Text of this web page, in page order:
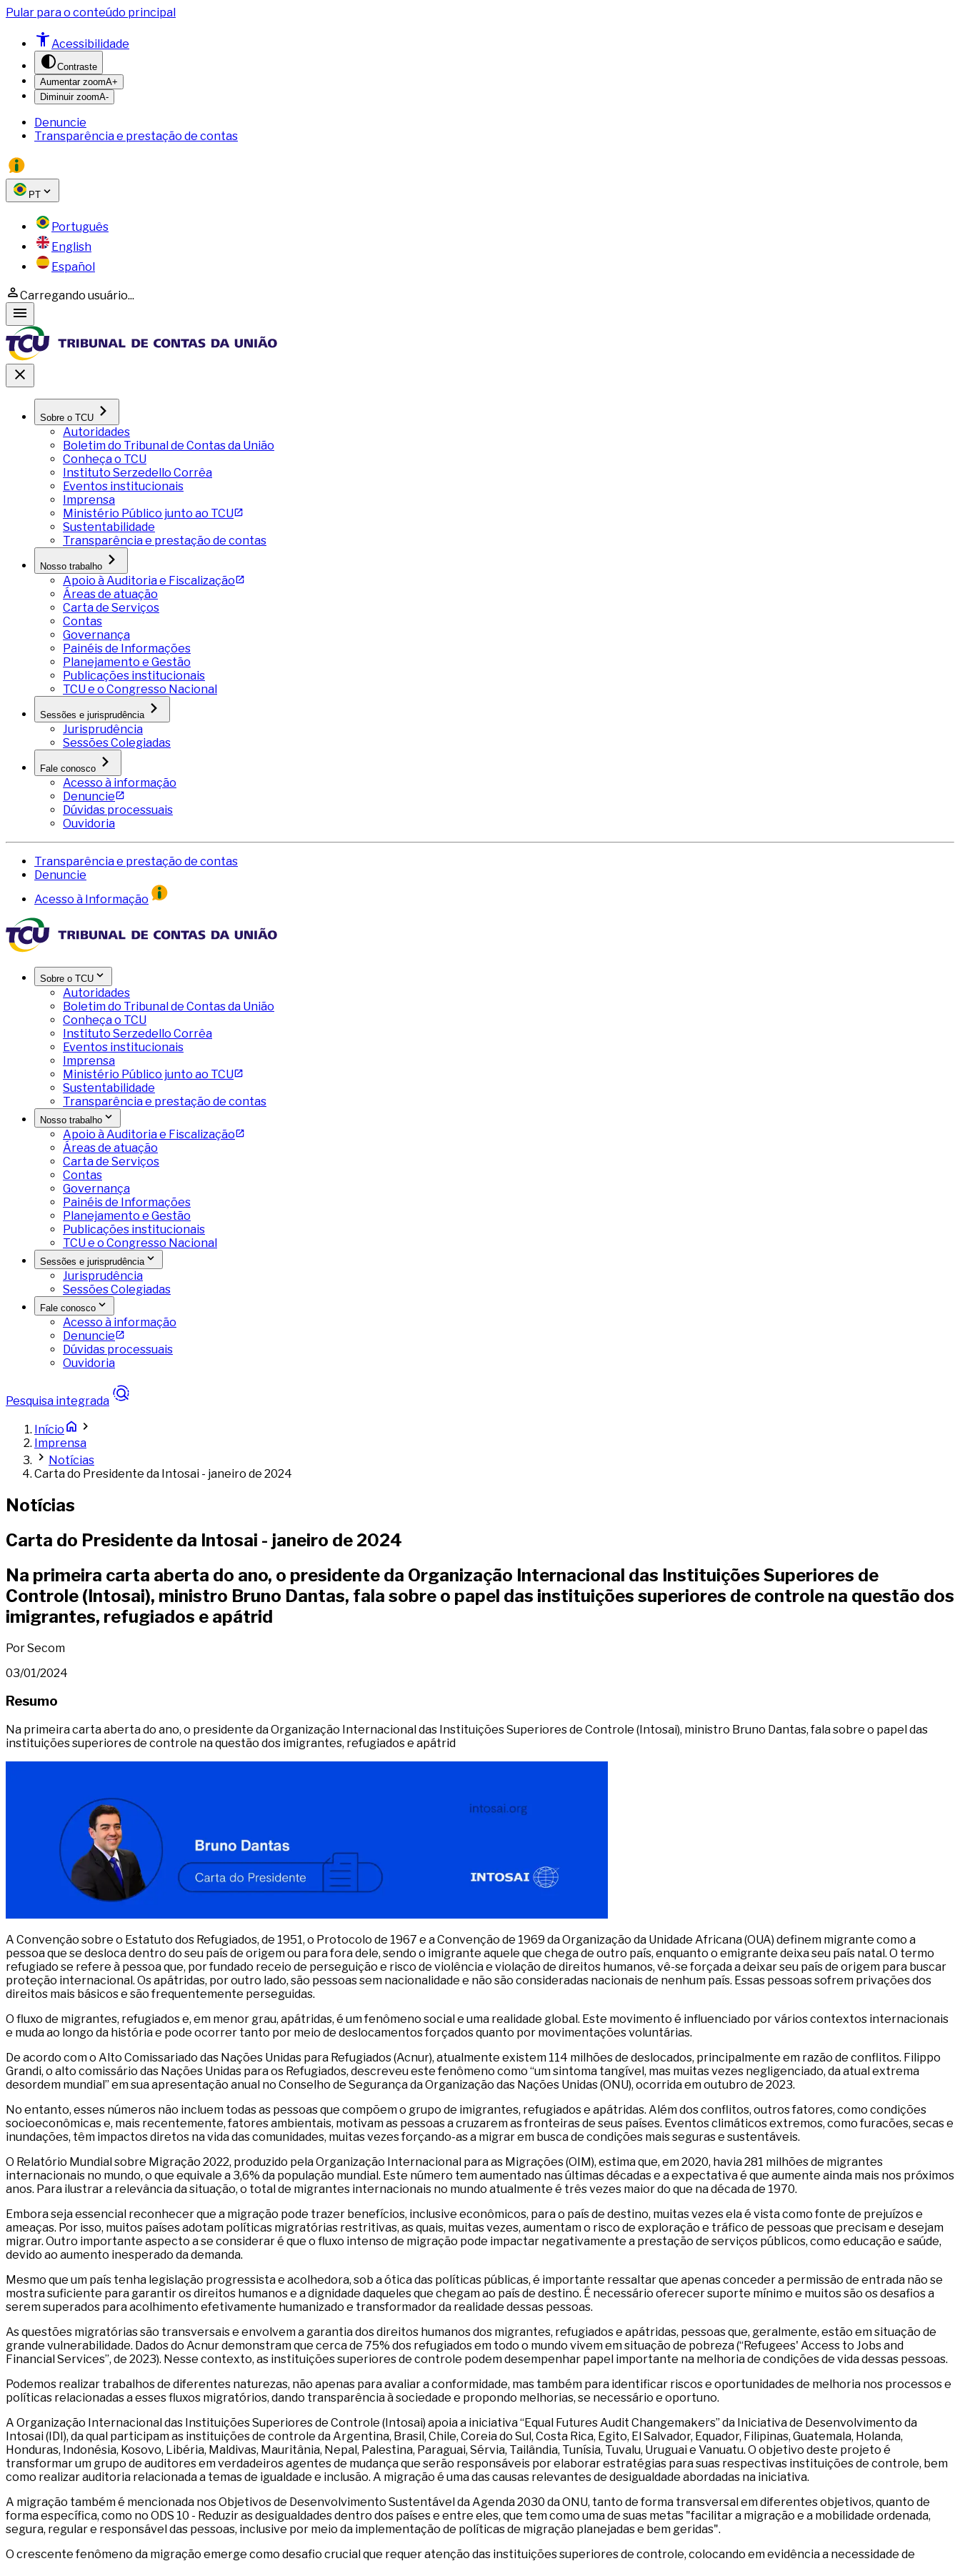
Pular para o conteúdo principal
Acessibilidade
Contraste
Aumentar zoomA+
Diminuir zoomA-
Denuncie
Transparência e prestação de contas
PT
Português
English
Español
Carregando usuário...
Sobre o TCU
Autoridades
Boletim do Tribunal de Contas da União
Conheça o TCU
Instituto Serzedello Corrêa
Eventos institucionais
Imprensa
Ministério Público junto ao TCU
Sustentabilidade
Transparência e prestação de contas
Nosso trabalho
Apoio à Auditoria e Fiscalização
Áreas de atuação
Carta de Serviços
Contas
Governança
Painéis de Informações
Planejamento e Gestão
Publicações institucionais
TCU e o Congresso Nacional
Sessões e jurisprudência
Jurisprudência
Sessões Colegiadas
Fale conosco
Acesso à informação
Denuncie
Dúvidas processuais
Ouvidoria
Transparência e prestação de contas
Denuncie
Acesso à Informação
Sobre o TCU
Autoridades
Boletim do Tribunal de Contas da União
Conheça o TCU
Instituto Serzedello Corrêa
Eventos institucionais
Imprensa
Ministério Público junto ao TCU
Sustentabilidade
Transparência e prestação de contas
Nosso trabalho
Apoio à Auditoria e Fiscalização
Áreas de atuação
Carta de Serviços
Contas
Governança
Painéis de Informações
Planejamento e Gestão
Publicações institucionais
TCU e o Congresso Nacional
Sessões e jurisprudência
Jurisprudência
Sessões Colegiadas
Fale conosco
Acesso à informação
Denuncie
Dúvidas processuais
Ouvidoria
Pesquisa integrada
Início
Imprensa
Notícias
Carta do Presidente da Intosai - janeiro de 2024
Notícias
Carta do Presidente da Intosai - janeiro de 2024
Na primeira carta aberta do ano, o presidente da Organização Internacional das Instituições Superiores de
Controle (Intosai), ministro Bruno Dantas, fala sobre o papel das instituições superiores de controle na questão dos
imigrantes, refugiados e apátrid
Por Secom
03/01/2024
Resumo
Na primeira carta aberta do ano, o presidente da Organização Internacional das Instituições Superiores de Controle (Intosai), ministro Bruno Dantas, fala sobre o papel das
instituições superiores de controle na questão dos imigrantes, refugiados e apátrid
A Convenção sobre o Estatuto dos Refugiados, de 1951, o Protocolo de 1967 e a Convenção de 1969 da Organização da Unidade Africana (OUA) definem migrante como a
pessoa que se desloca dentro do seu país de origem ou para fora dele, sendo o imigrante aquele que chega de outro país, enquanto o emigrante deixa seu país natal. O termo
refugiado se refere à pessoa que, por fundado receio de perseguição e risco de violência e violação de direitos humanos, vê-se forçada a deixar seu país de origem para buscar
proteção internacional. Os apátridas, por outro lado, são pessoas sem nacionalidade e não são consideradas nacionais de nenhum país. Essas pessoas sofrem privações dos
direitos mais básicos e são frequentemente perseguidas.
O fluxo de migrantes, refugiados e, em menor grau, apátridas, é um fenômeno social e uma realidade global. Este movimento é influenciado por vários contextos internacionais
e muda ao longo da história e pode ocorrer tanto por meio de deslocamentos forçados quanto por movimentações voluntárias.
De acordo com o Alto Comissariado das Nações Unidas para Refugiados (Acnur), atualmente existem 114 milhões de deslocados, principalmente em razão de conflitos. Filippo
Grandi, o alto comissário das Nações Unidas para os Refugiados, descreveu este fenômeno como “um sintoma tangível, mas muitas vezes negligenciado, da atual extrema
desordem mundial” em sua apresentação anual no Conselho de Segurança da Organização das Nações Unidas (ONU), ocorrida em outubro de 2023.
No entanto, esses números não incluem todas as pessoas que compõem o grupo de imigrantes, refugiados e apátridas. Além dos conflitos, outros fatores, como condições
socioeconômicas e, mais recentemente, fatores ambientais, motivam as pessoas a cruzarem as fronteiras de seus países. Eventos climáticos extremos, como furacões, secas e
inundações, têm impactos diretos na vida das comunidades, muitas vezes forçando-as a migrar em busca de condições mais seguras e sustentáveis.
O Relatório Mundial sobre Migração 2022, produzido pela Organização Internacional para as Migrações (OIM), estima que, em 2020, havia 281 milhões de migrantes
internacionais no mundo, o que equivale a 3,6% da população mundial. Este número tem aumentado nas últimas décadas e a expectativa é que aumente ainda mais nos próximos
anos. Para ilustrar a relevância da situação, o total de migrantes internacionais no mundo atualmente é três vezes maior do que na década de 1970.
Embora seja essencial reconhecer que a migração pode trazer benefícios, inclusive econômicos, para o país de destino, muitas vezes ela é vista como fonte de prejuízos e
ameaças. Por isso, muitos países adotam políticas migratórias restritivas, as quais, muitas vezes, aumentam o risco de exploração e tráfico de pessoas que precisam e desejam
migrar. Outro importante aspecto a se considerar é que o fluxo intenso de migração pode impactar negativamente a prestação de serviços públicos, como educação e saúde,
devido ao aumento inesperado da demanda.
Mesmo que um país tenha legislação progressista e acolhedora, sob a ótica das políticas públicas, é importante ressaltar que apenas conceder a permissão de entrada não se
mostra suficiente para garantir os direitos humanos e a dignidade daqueles que chegam ao país de destino. É necessário oferecer suporte mínimo e muitos são os desafios a
serem superados para acolhimento efetivamente humanizado e transformador da realidade dessas pessoas.
As questões migratórias são transversais e envolvem a garantia dos direitos humanos dos migrantes, refugiados e apátridas, pessoas que, geralmente, estão em situação de
grande vulnerabilidade. Dados do Acnur demonstram que cerca de 75% dos refugiados em todo o mundo vivem em situação de pobreza (“Refugees' Access to Jobs and
Financial Services”, de 2023). Nesse contexto, as instituições superiores de controle podem desempenhar papel importante na melhoria de condições de vida dessas pessoas.
Podemos realizar trabalhos de diferentes naturezas, não apenas para avaliar a conformidade, mas também para identificar riscos e oportunidades de melhoria nos processos e
políticas relacionadas a esses fluxos migratórios, dando transparência à sociedade e propondo melhorias, se necessário e oportuno.
A Organização Internacional das Instituições Superiores de Controle (Intosai) apoia a iniciativa “Equal Futures Audit Changemakers” da Iniciativa de Desenvolvimento da
Intosai (IDI), da qual participam as instituições de controle da Argentina, Brasil, Chile, Coreia do Sul, Costa Rica, Egito, El Salvador, Equador, Filipinas, Guatemala, Holanda,
Honduras, Indonésia, Kosovo, Libéria, Maldivas, Mauritânia, Nepal, Palestina, Paraguai, Sérvia, Tailândia, Tunísia, Tuvalu, Uruguai e Vanuatu. O objetivo deste projeto é
transformar um grupo de auditores em verdadeiros agentes de mudança que serão responsáveis por elaborar estratégias para suas respectivas instituições de controle, bem
como realizar auditoria relacionada a temas de igualdade e inclusão. A migração é uma das causas relevantes de desigualdade abordadas na iniciativa.
A migração também é mencionada nos Objetivos de Desenvolvimento Sustentável da Agenda 2030 da ONU, tanto de forma transversal em diferentes objetivos, quanto de
forma específica, como no ODS 10 - Reduzir as desigualdades dentro dos países e entre eles, que tem como uma de suas metas "facilitar a migração e a mobilidade ordenada,
segura, regular e responsável das pessoas, inclusive por meio da implementação de políticas de migração planejadas e bem geridas".
O crescente fenômeno da migração emerge como desafio crucial que requer atenção das instituições superiores de controle, colocando em evidência a necessidade de